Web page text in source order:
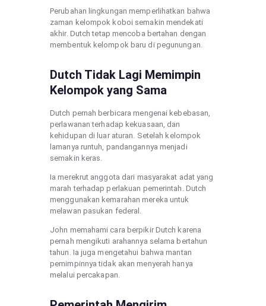
Perubahan lingkungan memperlihatkan bahwa
zaman kelompok koboi semakin mendekati
akhir. Dutch tetap mencoba bertahan dengan
membentuk kelompok baru di pegunungan.
Dutch Tidak Lagi Memimpin
Kelompok yang Sama
Dutch pernah berbicara mengenai kebebasan,
perlawanan terhadap kekuasaan, dan
kehidupan di luar aturan. Setelah kelompok
lamanya runtuh, pandangannya menjadi
semakin keras.
Ia merekrut anggota dari masyarakat adat yang
marah terhadap perlakuan pemerintah. Dutch
menggunakan kemarahan mereka untuk
melawan pasukan federal.
John memahami cara berpikir Dutch karena
pernah mengikuti arahannya selama bertahun
tahun. Ia juga mengetahui bahwa mantan
pemimpinnya tidak akan menyerah hanya
melalui percakapan.